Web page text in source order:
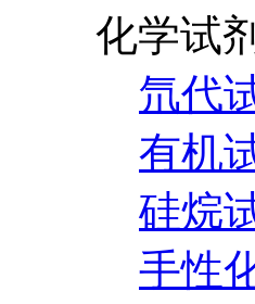
化学试剂
氘代
有机
硅烷
手性